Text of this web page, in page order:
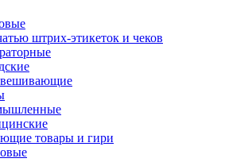
штрих-этикеток и чеков
товары и гири